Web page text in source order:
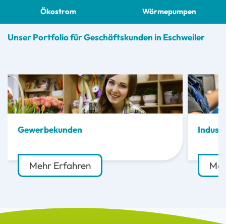
Ökostrom Wärmepumpen
Unser Portfolio für Geschäftskunden in Eschweiler
Gewerbekunden
Mehr Erfahren